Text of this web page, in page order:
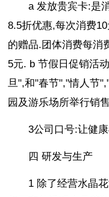
a 发放贵宾卡:是
8.5折优惠,每次消费
的赠品.团体消费每消
5元. b 节假日促销活
旦",和"春节","情人节
园及游乐场所举行销
3公司口号:让健
四 研发与生产
1 除了经营水晶